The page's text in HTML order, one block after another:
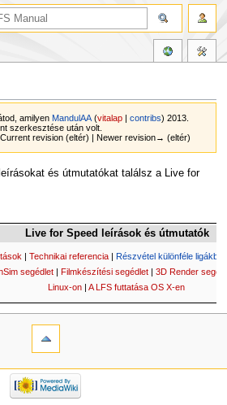
amilyenMandulAA (vitalap |contribs) 2013.
szerkesztése után volt.
revision (eltér) | Newer revision→ (eltér)
és útmutatókat találsz a Live for
Live for Speed leírások és útmutatók
| Technikai referencia| Részvétel különféle ligákban
segédlet |Filmkészítési segédlet |3D Render
Linux-on |A LFS futtatása OS X-en